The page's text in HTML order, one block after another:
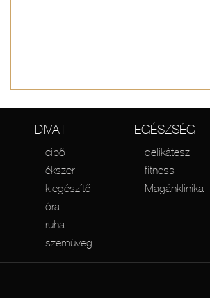
DIVAT
cipő
ékszer
kiegészítő
óra
ruha
szemüveg
EGÉSZSÉG
delikátesz
fitness
Magánklinika